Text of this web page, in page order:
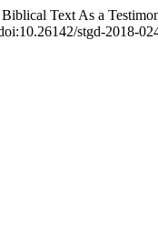
Text As a
stgd-2018-